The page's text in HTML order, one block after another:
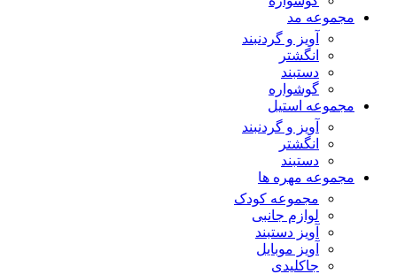
مجموعه مد
آویز و گردنبند
انگشتر
دستبند
گوشواره
مجموعه استیل
آویز و گردنبند
انگشتر
دستبند
مجموعه مهره ها
مجموعه کودک
لوازم جانبی
آویز دستبند
آویز موبایل
جاکلیدی